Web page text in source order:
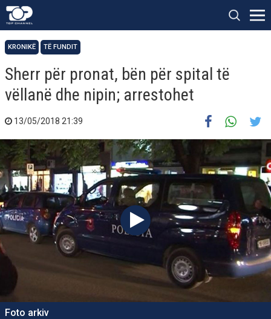
KRONIKË TË FUNDIT
Sherr për pronat, bën për spital të
vëllanë dhe nipin; arrestohet
13/05/2018 21:39
Foto arkiv